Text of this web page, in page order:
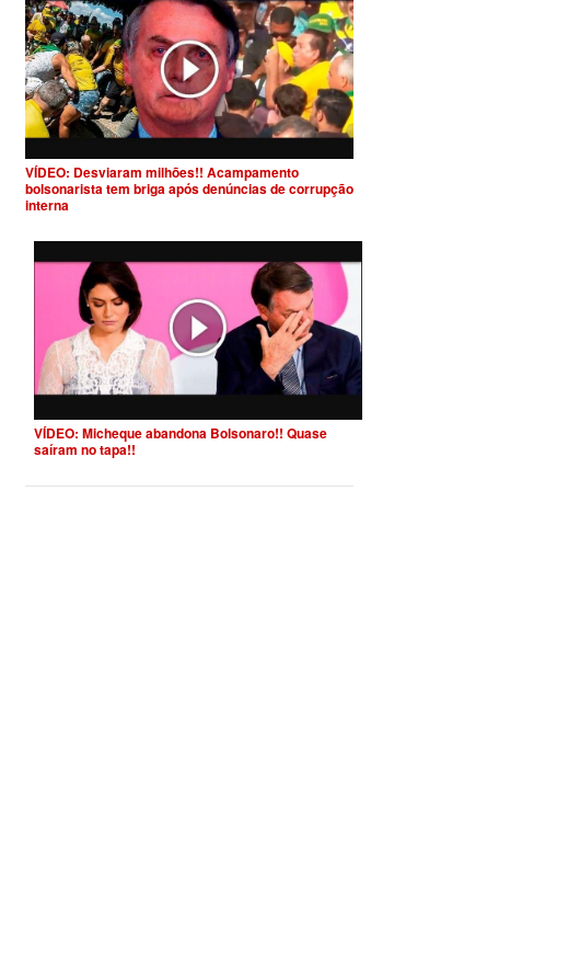
VÍDEO: Desviaram milhões!! Acampamento
bolsonarista tem briga após denúncias de corrupção
interna
VÍDEO: Micheque abandona Bolsonaro!! Quase
saíram no tapa!!